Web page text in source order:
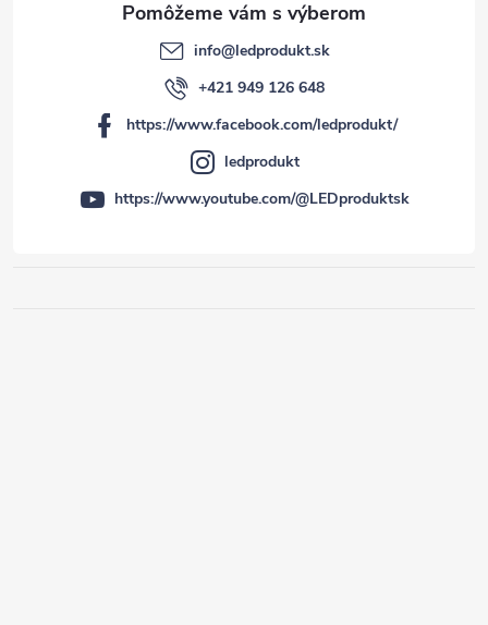
info@ledprodukt.sk
+421 949 126 648
https://www.facebook.com/ledprodukt/
ledprodukt
https://www.youtube.com/@LEDproduktsk